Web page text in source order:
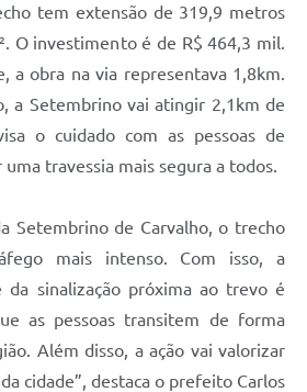
tem extensão de 319,9 metros
O investimento é de R$ 464,3 mil.
a obra na via representava 1,8km.
a Setembrino vai atingir 2,1km de
o cuidado com as pessoas de
travessia mais segura a todos.
Setembrino de Carvalho, o trecho
mais intenso. Com isso, a
da sinalização próxima ao trevo é
as pessoas transitem de forma
Além disso, a ação vai valorizar
cidade”, destaca o prefeito Carlos